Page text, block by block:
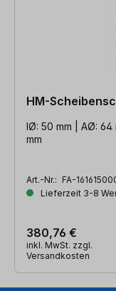
HM-
IØ: 50 mm | AØ: 64
mm
Art.-Nr.: FA-
Lieferzeit 3-8
380,76 €
inkl. MwSt. zzgl.
Versandkosten